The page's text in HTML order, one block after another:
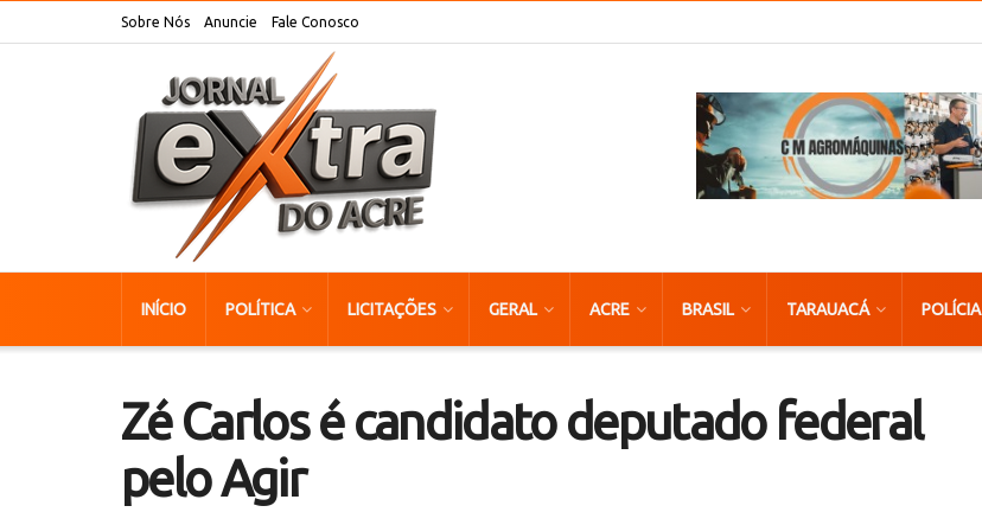
Sobre Nós Anuncie Fale Conosco
INÍCIO POLÍTICA LICITAÇÕES GERAL ACRE BRASIL TARAUACÁ POLÍCIA
Zé Carlos é candidato deputado federal
pelo Agir